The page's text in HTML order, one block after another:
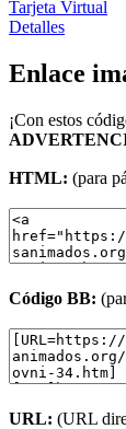
Tarjeta Virtual
Detalles
Enlace
¡Con estos
HTML: (para
Código BB:
URL: (URL